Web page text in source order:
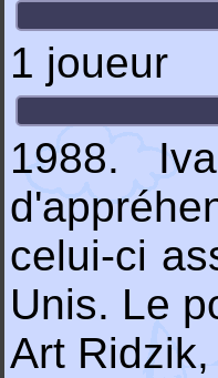
1 joueur
1988.
celui-ci
Unis. Le
Art